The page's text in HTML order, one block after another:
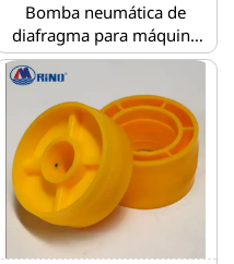
Bomba neumática de
diafragma para máquina
impresora flexográfica